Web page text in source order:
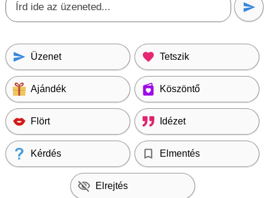
Üzenet Tetszik
Ajándék Köszöntő
Flört Idézet
Kérdés Elmentés
Elrejtés